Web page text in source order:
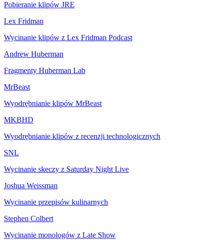
Pobieranie klipów JRE
Lex Fridman
Wycinanie klipów z Lex Fridman Podcast
Andrew Huberman
Fragmenty Huberman Lab
MrBeast
Wyodrębnianie klipów MrBeast
MKBHD
Wyodrębnianie klipów z recenzji technologicznych
SNL
Wycinanie skeczy z Saturday Night Live
Joshua Weissman
Wycinanie przepisów kulinarnych
Stephen Colbert
Wycinanie monologów z Late Show